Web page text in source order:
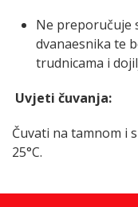
Ne preporučuje
dvanaesnika te
trudnicama i
Uvjeti čuvanja:
Čuvati na tamnom i
25°C.